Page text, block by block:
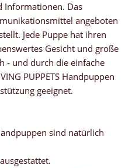
Informationen. Das
angeboten
Jede Puppe hat ihren
Gesicht und große
- und durch die einfache
PUPPETS Handpuppen
geeignet.
sind natürlich